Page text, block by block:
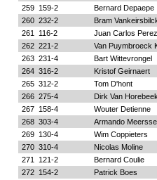
259 159-2
Bernard Depaepe
260 232-2
Bram
261
116-2
Juan Carlos Perez
262 221-2
Van Puymbroeck
263 231-4
Bart Wittevrongel
264 316-2
Kristof Geirnaert
265 312-2
Tom D'hont
266 275-4
Dirk Van
267 158-4
Wouter Detienne
268 303-4
Armando
269 130-4
Wim Coppieters
270 310-4
Nicolas Moline
271
121-2
Bernard Coulie
272 154-2
Patrick Boes